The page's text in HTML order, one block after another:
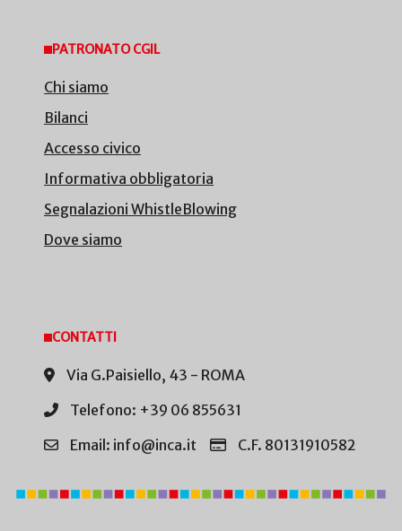
PATRONATO CGIL
Chi siamo
Bilanci
Accesso civico
Informativa obbligatoria
Segnalazioni WhistleBlowing
Dove siamo
CONTATTI
Via G.Paisiello, 43 - ROMA
Telefono: +39 06 855631
Email: info@inca.it
C.F. 80131910582